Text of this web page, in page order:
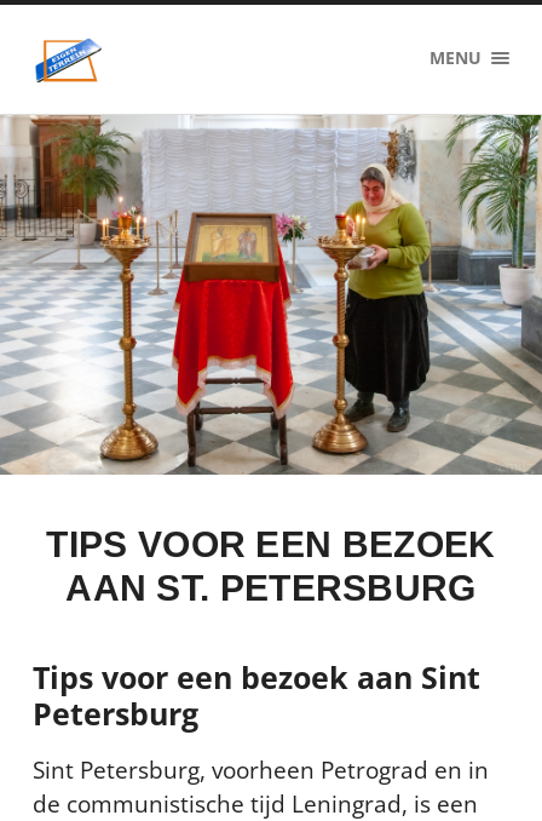
eigenzinnig
terrein
MENU
TIPS VOOR EEN BEZOEK
AAN ST. PETERSBURG
Tips voor een bezoek aan Sint
Petersburg
Sint Petersburg, voorheen Petrograd en in
de communistische tijd Leningrad, is een